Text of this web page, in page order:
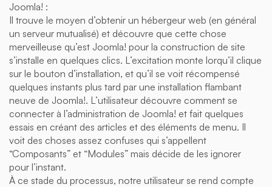
Joomla! :
Il trouve le moyen d’obtenir un hébergeur web (en général
un serveur mutualisé) et découvre que cette chose
merveilleuse qu’est Joomla! pour la construction de site
s’installe en quelques clics. L’excitation monte lorqu’il clique
sur le bouton d’installation, et qu’il se voit récompensé
quelques instants plus tard par une installation flambant
neuve de Joomla!. L’utilisateur découvre comment se
connecter à l’administration de Joomla! et fait quelques
essais en créant des articles et des éléments de menu. Il
voit des choses assez confuses qui s’appellent
“Composants” et “Modules” mais décide de les ignorer
pour l’instant.
À ce stade du processus, notre utilisateur se rend compte